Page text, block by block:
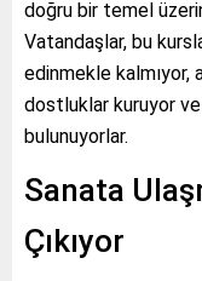
doğru bir temel
Vatandaşlar, bu
edinmekle kalmıyor,
dostluklar kuruyor
bulunuyorlar.
Sanata
Çıkıyor